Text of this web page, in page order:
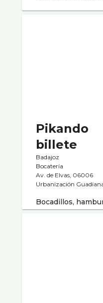
Pikando
billete
Badajoz
Bocaterí­a
Av. de Elvas, 06006
Urbanización
Bocadillos,